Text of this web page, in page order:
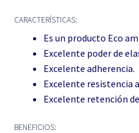
CARACTERÍSTICAS:
Es un producto Eco
Excelente poder de
Excelente adherencia.
Excelente resistencia
Excelente retención
BENEFICIOS: